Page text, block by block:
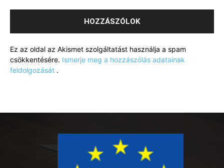
Ez az oldal az Akismet szolgáltatást használja a spam
csökkentésére. Ismerje meg a hozzászólás adatainak
feldolgozását .